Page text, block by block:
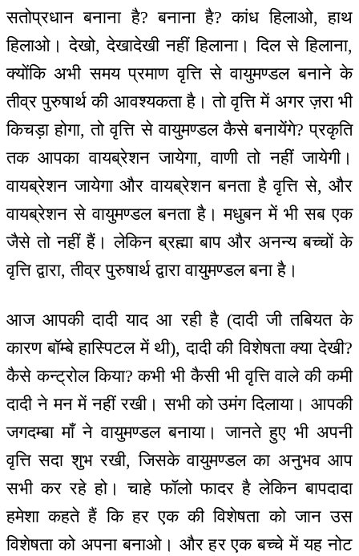
सतोप्रधान बनाना है? बनाना है? कांध हिलाओ, हाथ
हिलाओ। देखो, देखादेखी नहीं हिलाना। दिल से हिलाना,
क्योंकि अभी समय प्रमाण वृत्ति से वायुमण्डल बनाने के
तीव्र पुरुषार्थ की आवश्यकता है। तो वृत्ति में अगर ज़रा भी
किचड़ा होगा, तो वृत्ति से वायुमण्डल कैसे बनायेंगे? प्रकृति
तक आपका वायब्रेशन जायेगा, वाणी तो नहीं जायेगी।
वायब्रेशन जायेगा और वायब्रेशन बनता है वृत्ति से, और
वायब्रेशन से वायुमण्डल बनता है। मधुबन में भी सब एक
जैसे तो नहीं हैं। लेकिन ब्रह्मा बाप और अनन्य बच्चों के
वृत्ति द्वारा, तीव्र पुरुषार्थ द्वारा वायुमण्डल बना है।
आज आपकी दादी याद आ रही है (दादी जी तबियत के
कारण बॉम्बे हास्पिटल में थी), दादी की विशेषता क्या देखी?
कैसे कन्ट्रोल किया? कभी भी कैसी भी वृत्ति वाले की कमी
दादी ने मन में नहीं रखी। सभी को उमंग दिलाया। आपकी
जगदम्बा माँ ने वायुमण्डल बनाया। जानते हुए भी अपनी
वृत्ति सदा शुभ रखी, जिसके वायुमण्डल का अनुभव आप
सभी कर रहे हो। चाहे फॉलो फादर है लेकिन बापदादा
हमेशा कहते हैं कि हर एक की विशेषता को जान उस
विशेषता को अपना बनाओ। और हर एक बच्चे में यह नोट